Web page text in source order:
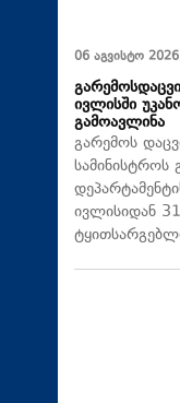
06 აგვისტო
ივლისში
გამოავლინა
გარემოს
სამინისტროს
ივლისიდან